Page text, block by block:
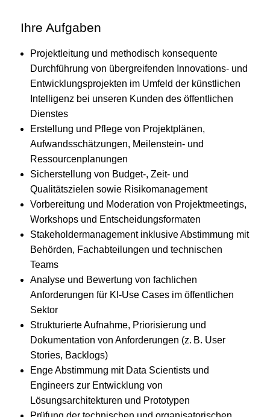
Ihre Aufgaben
Projektleitung und methodisch konsequente
Durchführung von übergreifenden Innovations- und
Entwicklungsprojekten im Umfeld der künstlichen
Intelligenz bei unseren Kunden des öffentlichen
Dienstes
Erstellung und Pflege von Projektplänen,
Aufwandsschätzungen, Meilenstein- und
Ressourcenplanungen
Sicherstellung von Budget-, Zeit- und
Qualitätszielen sowie Risikomanagement
Vorbereitung und Moderation von Projektmeetings,
Workshops und Entscheidungsformaten
Stakeholdermanagement inklusive Abstimmung mit
Behörden, Fachabteilungen und technischen
Teams
Analyse und Bewertung von fachlichen
Anforderungen für KI-Use Cases im öffentlichen
Sektor
Strukturierte Aufnahme, Priorisierung und
Dokumentation von Anforderungen (z. B. User
Stories, Backlogs)
Enge Abstimmung mit Data Scientists und
Engineers zur Entwicklung von
Lösungsarchitekturen und Prototypen